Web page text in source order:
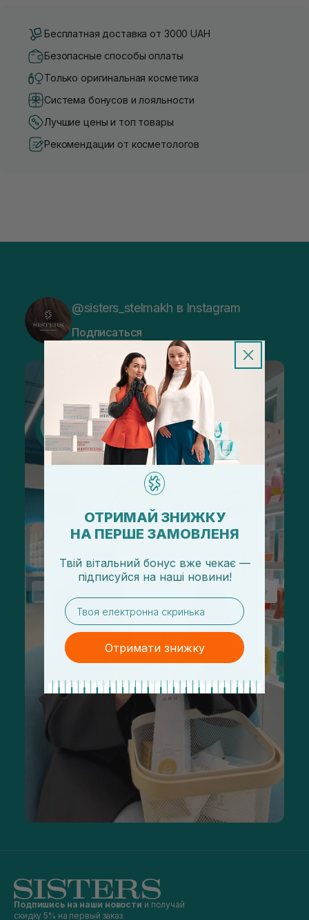
Бесплатная доставка от 3000 UAH
Безопасные способы оплаты
Только оригинальная косметика
Система бонусов и лояльности
Лучшие цены и топ товары
Рекомендации от косметологов
@sisters_stelmakh в Instagram
Подписаться
Подпишись на наши новости и получай
скидку 5% на первый заказ
ОТРИМАЙ ЗНИЖКУ
НА ПЕРШЕ ЗАМОВЛЕНЯ
Твій вітальний бонус вже чекає —
підписуйся на наші новини!
email
Отримати знижку